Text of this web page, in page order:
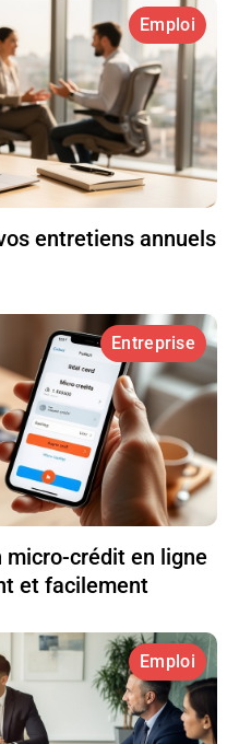
Emploi
entretiens annuels
Entreprise
crédit en ligne
et facilement
Emploi